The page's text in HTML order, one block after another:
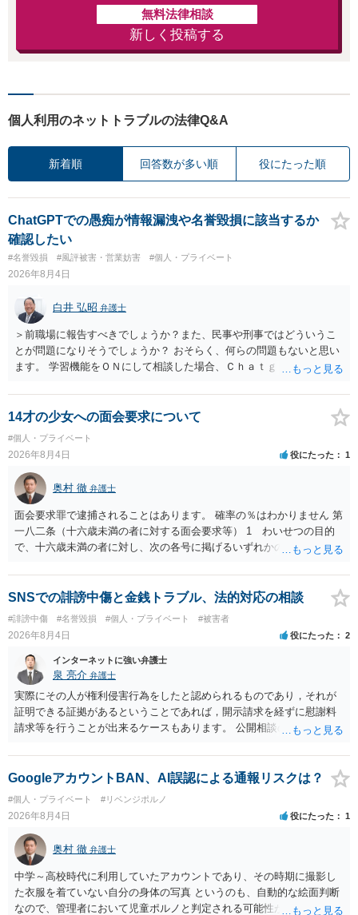
無料法律相談
新しく投稿する
個人利用のネットトラブルの法律Q&A
新着順 回答数が多い順 役にたった順
ChatGPTでの愚痴が情報漏洩や名誉毀損に該当するか
確認したい
#名誉毀損 #風評被害・営業妨害 #個人・プライベート
2026年8月4日
白井 弘昭 弁護士
＞前職場に報告すべきでしょうか？また、民事や刑事ではどういうこ
とが問題になりそうでしょうか？ おそらく、何らの問題もないと思い
ます。 学習機能をＯＮにして相談した場合、Ｃｈａｔｇｐｔがｏｐｅ
する可能性がありますが、個人名や会社名を特定していない限り、一
般論として抽象化されて回答に織り込まれる可能性が生じるにすぎま
せんので、その情報自体が、秘密情報に当たるとは思えませんし、名
誉棄損として、個人や会社に対する誹謗中傷の不特定多数への公開に
当たるとも思われません。 もちろん、誰がその内容をｃｈａｔｇｐｔ
に入力したかも第三者にしられることはないので、個人や会社の特定
をせずに書き込んだことで（おそらく特定して書き込んだとして
も）、相談者さんが刑事民事の責任に問われることはないでしょう。
私見ながらご参考まで。
14才の少女への面会要求について
#個人・プライベート
2026年8月4日 役にたった 1
奥村 徹 弁護士
面会要求罪で逮捕されることはあります。 確率の％はわかりません 第
一八二条（十六歳未満の者に対する面会要求等） 1 わいせつの目的
で、十六歳未満の者に対し、次の各号に掲げるいずれかの行為をした
が生まれた日より五年以上前の日に生まれた者に限る。）は、一年以
下の拘禁刑又は五十万円以下の罰金に処する。 一 威迫し、偽計を用
い又は誘惑して面会を要求すること。 二 拒まれたにもかかわらず、
反復して面会を要求すること。 三 金銭その他の利益を供与し、又は
その申込み若しくは約束をして面会を要求すること。 2前項の罪を犯
し、よってわいせつの目的で当該十六歳未満の者と面会をした者は、
二年以下の拘禁刑又は百万円以下の罰金に処する。
SNSでの誹謗中傷と金銭トラブル、法的対応の相談
#誹謗中傷 #名誉毀損 #個人・プライベート #被害者
2026年8月4日 役にたった 2
インターネットに強い弁護士
泉 亮介 弁護士
実際にその人が権利侵害行為をしたと認められるものであり，それが
証明できる証拠があるということであれば，開示請求を経ずに慰謝料
請求等を行うことが出来るケースもあります。 公開相談の場では回答
に個別に相談されると良いでしょう。
GoogleアカウントBAN、AI誤認による通報リスクは？
#個人・プライベート #リベンジポルノ
2026年8月4日 役にたった 1
奥村 徹 弁護士
中学～高校時代に利用していたアカウントであり、その時期に撮影し
た衣服を着ていない自分の身体の写真 というのも、自動的な絵面判断
なので、管理者において児童ポルノと判定される可能性があります。